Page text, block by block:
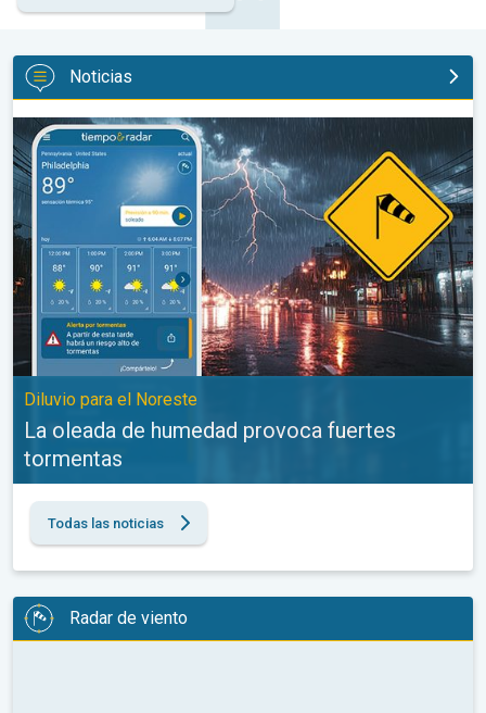
Noticias
La oleada de humedad provoca fuertes tormentas. Diluvio
Diluvio para el Noreste
La oleada de humedad provoca fuertes
tormentas
Todas las noticias
Radar de viento